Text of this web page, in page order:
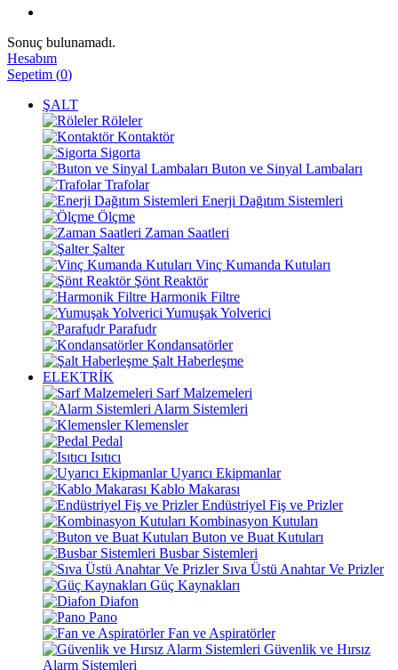
Sonuç bulunamadı.
Hesabım
Sepetim (0)
ŞALT
Röleler
Kontaktör
Sigorta
Buton ve Sinyal Lambaları
Trafolar
Enerji Dağıtım Sistemleri
Ölçme
Zaman Saatleri
Şalter
Vinç Kumanda Kutuları
Şönt Reaktör
Harmonik Filtre
Yumuşak Yolverici
Parafudr
Kondansatörler
Şalt Haberleşme
ELEKTRİK
Sarf Malzemeleri
Alarm Sistemleri
Klemensler
Pedal
Isıtıcı
Uyarıcı Ekipmanlar
Kablo Makarası
Endüstriyel Fiş ve Prizler
Kombinasyon Kutuları
Buton ve Buat Kutuları
Busbar Sistemleri
Sıva Üstü Anahtar Ve Prizler
Güç Kaynakları
Diafon
Pano
Fan ve Aspiratörler
Güvenlik ve Hırsız
Alarm Sistemleri